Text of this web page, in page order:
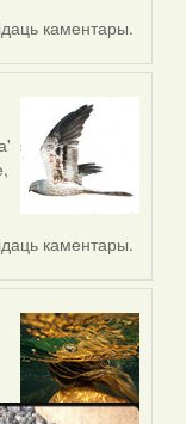
каментары.
каментары.